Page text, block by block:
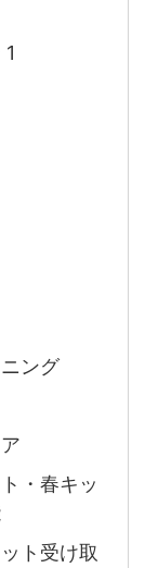
ング
・春キッ
ト受け取